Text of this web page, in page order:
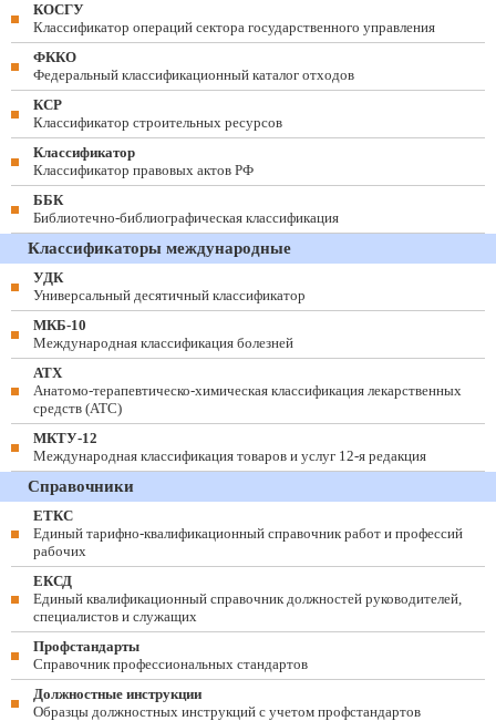
КОСГУ
Классификатор операций сектора государственного управления
ФККО
Федеральный классификационный каталог отходов
КСР
Классификатор строительных ресурсов
Классификатор
Классификатор правовых актов РФ
ББК
Библиотечно-библиографическая классификация
Классификаторы международные
УДК
Универсальный десятичный классификатор
МКБ-10
Международная классификация болезней
АТХ
Анатомо-терапевтическо-химическая классификация лекарственных
средств (ATC)
МКТУ-12
Международная классификация товаров и услуг 12-я редакция
Справочники
ЕТКС
Единый тарифно-квалификационный справочник работ и профессий
рабочих
ЕКСД
Единый квалификационный справочник должностей руководителей,
специалистов и служащих
Профстандарты
Справочник профессиональных стандартов
Должностные инструкции
Образцы должностных инструкций с учетом профстандартов